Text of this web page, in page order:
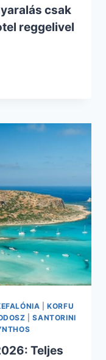
csak
reggelivel
|KORFU
|SANTORINI
Teljes